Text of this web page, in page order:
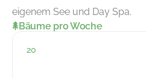
eigenem See und Day Spa.
Bäume pro Woche